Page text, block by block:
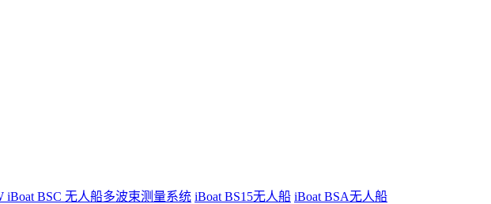
iBoat BSC 无人船多波束测量系统 iBoat BS15无人船 iBoat BSA无人船